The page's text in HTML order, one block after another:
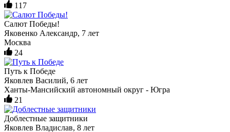
117
Салют Победы!
Яковенко Александр, 7 лет
Москва
24
Путь к Победе
Яковлев Василий, 6 лет
Ханты-Мансийский автономный округ - Югра
21
Доблестные защитники
Яковлев Владислав, 8 лет